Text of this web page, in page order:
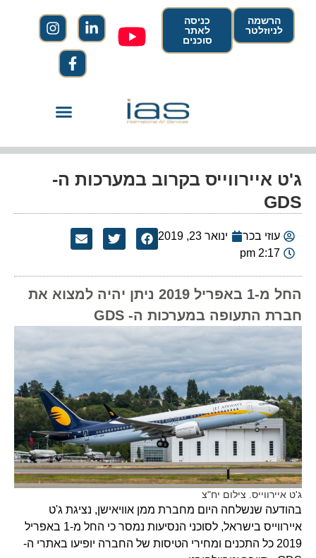
הרשמה
לניוזלטר
כניסה
לאתר
סוכנים
ג'ט איירווייס בקרוב במערכות ה-
GDS
עוזי בכר
ינואר 23, 2019
2:17 pm
החל מ-1 באפריל 2019 ניתן יהיה למצוא את
חברת התעופה במערכות ה- GDS
ג'ט איירווייס. צילום יח"צ
בהודעה שנשלחה היום מחברת ממן אוויאישן, נציגת ג'ט
איירווייס בישראל, לסוכני הנסיעות נמסר כי החל מ-1 באפריל
2019 כל התכנים ומחירי הטיסות של החברה יופיעו באתרי ה-